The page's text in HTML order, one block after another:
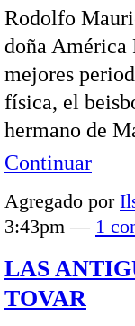
Rodolfo
doña
mejores
física, el
hermano de
Continuar
Agregado por
3:43pm — 1
LAS
TOVAR